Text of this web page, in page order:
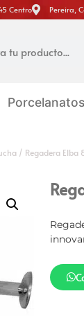
Centro Pereira,
Porcelanatos
/ Regadera Elba